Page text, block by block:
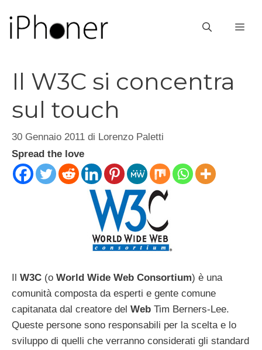
contenuto
Il W3C si concentra
sul touch
30 Gennaio 2011 di Lorenzo Paletti
Spread the love
Il W3C (o World Wide Web Consortium) è una
comunità composta da esperti e gente comune
capitanata dal creatore del Web Tim Berners-Lee.
Queste persone sono responsabili per la scelta e lo
sviluppo di quelli che verranno considerati gli standard